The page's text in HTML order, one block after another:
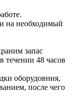
на необходимый
запас
течении 48 часов
оборудовния,
после чего